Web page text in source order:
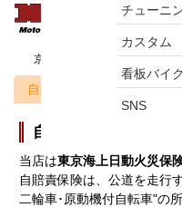
チューニ
カスタム
看板バイク
SNS
京都左京区一乗寺 バイク自
自賠責保険 勧誘方針
自賠責保険
当店は東京海上日動火災保
自賠責保険は、公道を走行
二輪車･原動機付自転車"の